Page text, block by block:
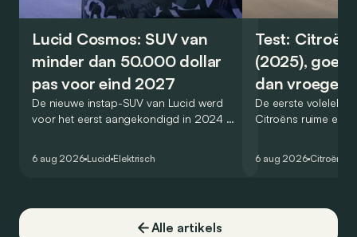
Lucid Cosmos: SUV van
minder dan 50.000 dollar
pas voor eind 2027
De nieuwe instap-SUV van Lucid werd
voor het eerst aangekondigd in 2024 en
constructeur vervoegen.
6 aug 2026 Lucid Elektrisch
Test: Citroën
(2025), goed
dan vroeger
De eerste
Citroëns ruime en
dat ook gelukt?
6 aug 2026 Citroën
Alle artikels